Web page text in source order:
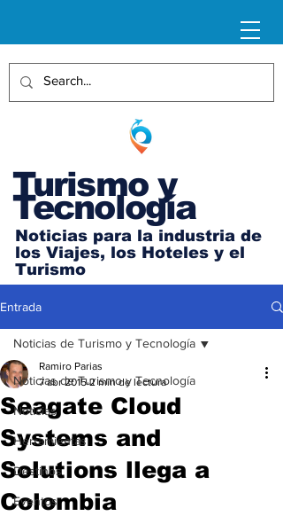
Turismo y
Tecnología
Noticias para la industria de
los Viajes, los Hoteles y el
Turismo
Entrada
Noticias de Turismo y Tecnología
Noticias
Herramientas
Destinos
Eventos
Noticias de Turismo y Tecnología
Seagate Cloud
Systems and
Solutions llega a
Colombia
Ramiro Parias
7 abr 2015 2 min de lectura